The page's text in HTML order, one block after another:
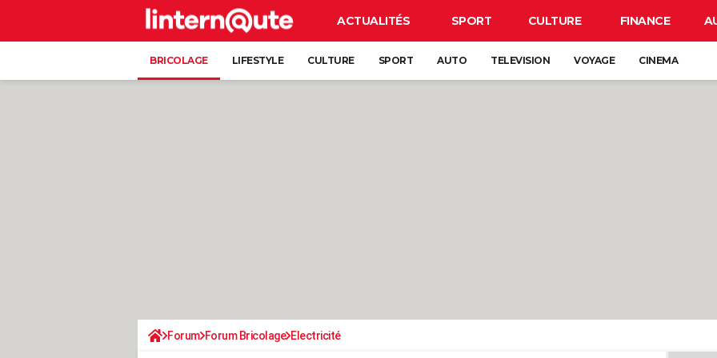
ACTUALITÉS SPORT CULTURE FINANCE
BRICOLAGE LIFESTYLE CULTURE SPORT AUTO TELEVISION VOYAGE CINEMA
Forum Forum Bricolage Electricité